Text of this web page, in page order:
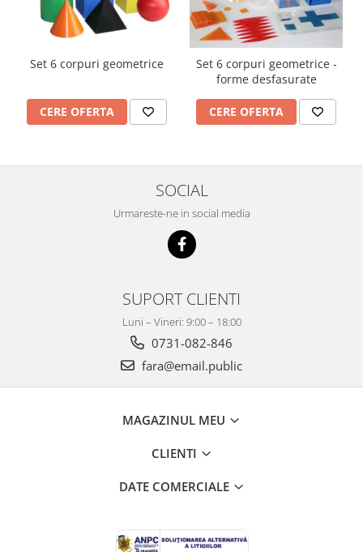
Ochelari VR
Kit Robotic Educational
Software Educational
Mobilier Cresa si Gradinita
Mese gradinita
Paturi gradinita
Set Banca si Scaune Elevi
Dulapuri,Biblioteci si Cuiere
Set 6 corpuri geometrice
CERE OFERTA
Set 6 corpuri geometrice -
forme desfasurate
CERE OFERTA
SOCIAL
Urmareste-ne in social media
SUPORT CLIENTI
Luni – Vineri: 9:00 – 18:00
0731-082-846
fara@email.public
MAGAZINUL MEU
CLIENTI
DATE COMERCIALE